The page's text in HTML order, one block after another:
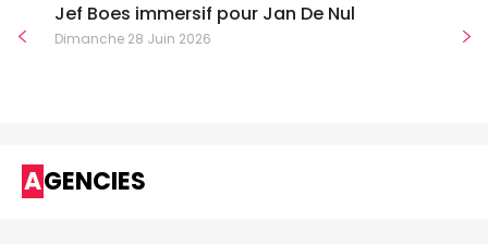
Jef Boes immersif pour Jan De Nul
Dimanche 28 Juin 2026
AGENCIES